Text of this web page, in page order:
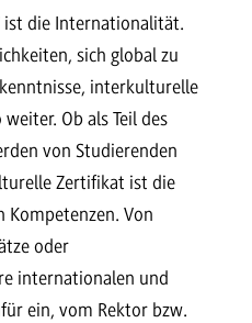
ist die Internationalität.
sich global zu
interkulturelle
Ob als Teil des
von Studierenden
Zertifikat ist die
Von
oder
internationalen und
ein, vom Rektor bzw.